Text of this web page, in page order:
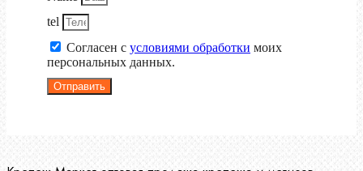
tel
Согласен с условиями обработки моих
персональных данных.
Отправить